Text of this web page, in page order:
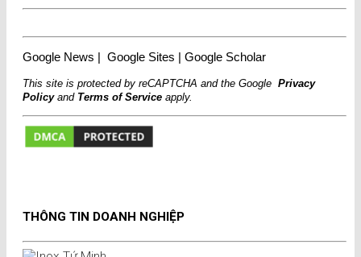
Google News | Google Sites | Google Scholar
This site is protected by reCAPTCHA and the Google Privacy
PolicyandTerms of Service apply.
THÔNG TIN DOANH NGHIỆP